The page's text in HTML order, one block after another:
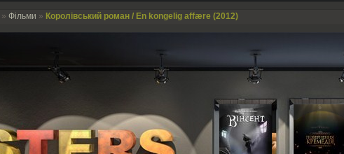
» Фільми » Королівський роман / En kongelig affære (2012)